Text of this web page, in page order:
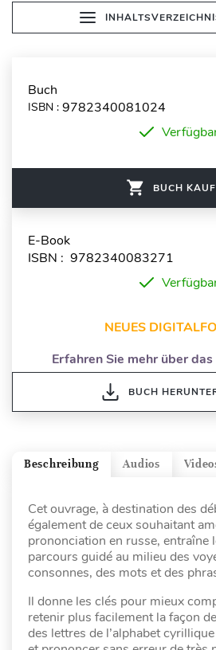
Buch
ISBN : 9782340081024
BUCH
E-Book
ISBN : 9782340083271
NEUES
Erfahren Sie mehr über
BUCH
Audios
Beschreibung
Cet ouvrage, à destination des
également de ceux souhaitant
prononciation en russe, entraîne
parcours guidé au milieu des
consonnes, des mots et des
Il donne les clés pour mieux
retenir plus facilement la façon
des lettres de l’alphabet